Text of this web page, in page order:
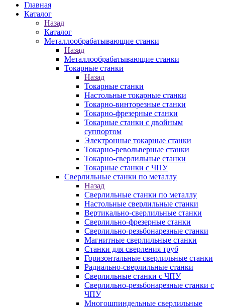
Главная
Каталог
Назад
Каталог
Металлообрабатывающие станки
Назад
Металлообрабатывающие станки
Токарные станки
Назад
Токарные станки
Настольные токарные станки
Токарно-винторезные станки
Токарно-фрезерные станки
Токарные станки с двойным
суппортом
Электронные токарные станки
Токарно-револьверные станки
Токарно-сверлильные станки
Токарные станки с ЧПУ
Сверлильные станки по металлу
Назад
Сверлильные станки по металлу
Настольные сверлильные станки
Вертикально-сверлильные станки
Сверлильно-фрезерные станки
Сверлильно-резьбонарезные станки
Магнитные сверлильные станки
Станки для сверления труб
Горизонтальные сверлильные станки
Радиально-сверлильные станки
Сверлильные станки с ЧПУ
Сверлильно-резьбонарезные станки с
ЧПУ
Многошпиндельные сверлильные